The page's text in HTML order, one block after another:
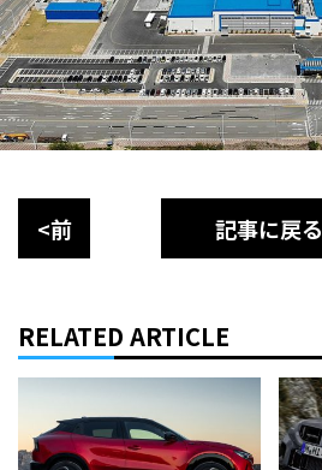
<前 記事に戻る
RELATED ARTICLE